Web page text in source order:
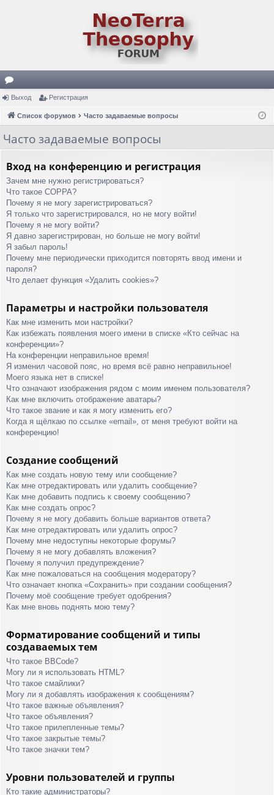
ор
ум
ы
Выход Регистрация
Список форумов Часто задаваемые вопросы
Часто задаваемые вопросы
Вход на конференцию и регистрация
Зачем мне нужно регистрироваться?
Что такое COPPA?
Почему я не могу зарегистрироваться?
Я только что зарегистрировался, но не могу войти!
Почему я не могу войти?
Я давно зарегистрирован, но больше не могу войти!
Я забыл пароль!
Почему мне периодически приходится повторять ввод имени и
пароля?
Что делает функция «Удалить cookies»?
Параметры и настройки пользователя
Как мне изменить мои настройки?
Как избежать появления моего имени в списке «Кто сейчас на
конференции»?
На конференции неправильное время!
Я изменил часовой пояс, но время всё равно неправильное!
Моего языка нет в списке!
Что означают изображения рядом с моим именем пользователя?
Как мне включить отображение аватары?
Что такое звание и как я могу изменить его?
Когда я щёлкаю по ссылке «email», от меня требуют войти на
конференцию!
Создание сообщений
Как мне создать новую тему или сообщение?
Как мне отредактировать или удалить сообщение?
Как мне добавить подпись к своему сообщению?
Как мне создать опрос?
Почему я не могу добавить больше вариантов ответа?
Как мне отредактировать или удалить опрос?
Почему мне недоступны некоторые форумы?
Почему я не могу добавлять вложения?
Почему я получил предупреждение?
Как мне пожаловаться на сообщения модератору?
Что означает кнопка «Сохранить» при создании сообщения?
Почему моё сообщение требует одобрения?
Как мне вновь поднять мою тему?
Форматирование сообщений и типы
создаваемых тем
Что такое BBCode?
Могу ли я использовать HTML?
Что такое смайлики?
Могу ли я добавлять изображения к сообщениям?
Что такое важные объявления?
Что такое объявления?
Что такое прилепленные темы?
Что такое закрытые темы?
Что такое значки тем?
Уровни пользователей и группы
Кто такие администраторы?